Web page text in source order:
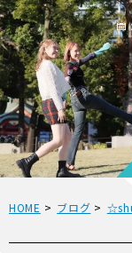
HOME > ブログ >